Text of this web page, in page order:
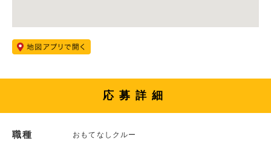
応募詳細
職種 おもてなしクルー